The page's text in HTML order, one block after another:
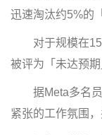
迅速淘汰约5%的
对于规模在150
被评为「未达预
据Meta多名员
紧张的工作氛围